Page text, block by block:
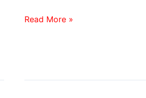
«Quizás
Read More »